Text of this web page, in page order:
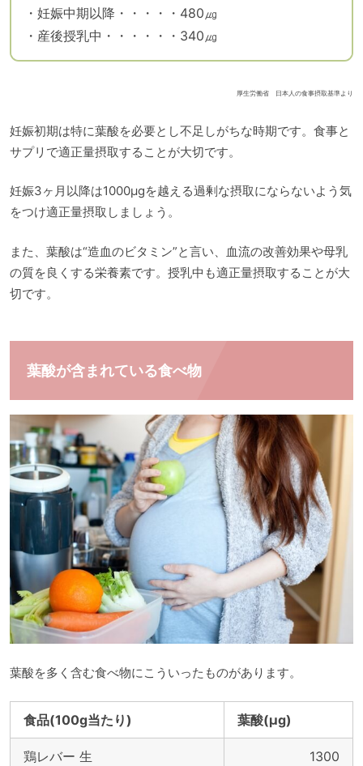
・妊娠中期以降・・・・・480㎍
・産後授乳中・・・・・・340㎍
厚生労働省 日本人の食事摂取基準より
妊娠初期は特に葉酸を必要とし不足しがちな時期です。食事と
サプリで適正量摂取することが大切です。
妊娠3ヶ月以降は1000μgを越える過剰な摂取にならないよう気
をつけ適正量摂取しましょう。
また、葉酸は“造血のビタミン”と言い、血流の改善効果や母乳
の質を良くする栄養素です。授乳中も適正量摂取することが大
切です。
葉酸が含まれている食べ物
葉酸を多く含む食べ物にこういったものがあります。
食品(100g当たり) 葉酸(μg)
鶏レバー 生 1300